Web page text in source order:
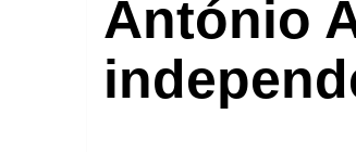
António